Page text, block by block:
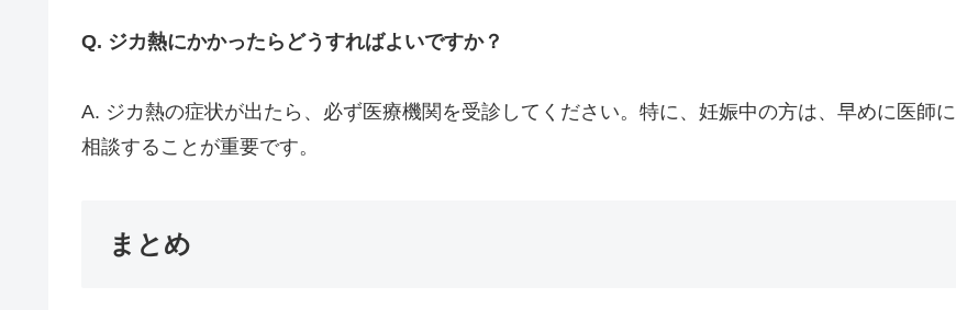
Q. ジカ熱にかかったらどうすればよいですか？
A. ジカ熱の症状が出たら、必ず医療機関を受診してください。特に、妊娠中の方は、早めに医師に
相談することが重要です。
まとめ